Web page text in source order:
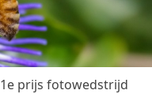
prijs fotowedstrijd